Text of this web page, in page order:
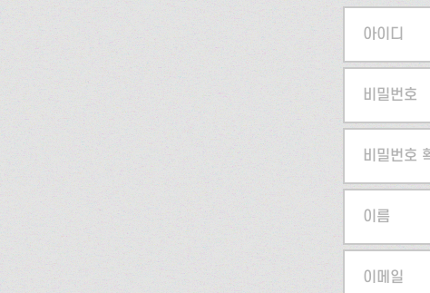
아이디
비밀번호
비밀번호
이름
이메일